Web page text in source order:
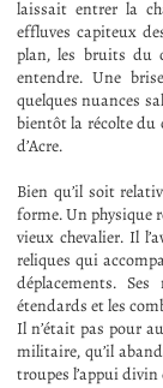
laissait entrer la
effluves capiteux
plan, les bruits du
entendre. Une
quelques nuances
bientôt la récolte du
d’Acre.
Bien qu’il soit
forme. Un physique
vieux chevalier. Il
reliques qui
déplacements.
étendards et les
Il n’était pas pour
militaire, qu’il
troupes l’appui